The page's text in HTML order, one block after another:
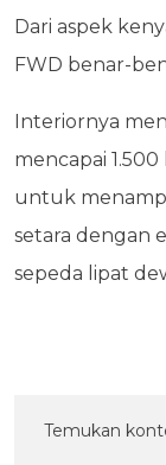
Dari aspek
FWD benar-
Interiornya
mencapai
untuk
setara dengan
sepeda lipat
Temukan